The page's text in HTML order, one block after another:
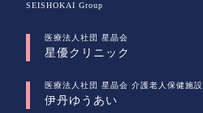
SEISHOKAI Group
医療法人社団 星晶会
星優クリニック
医療法人社団 星晶会 介護老人保健施設
伊丹ゆうあい